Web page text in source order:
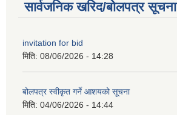
सार्वजनिक खरिद/बोलपत्र सूचना
invitation for bid
मिति: 08/06/2026 - 14:28
बोलपत्र स्वीकृत गर्ने आशयको सूचना
मिति: 04/06/2026 - 14:44